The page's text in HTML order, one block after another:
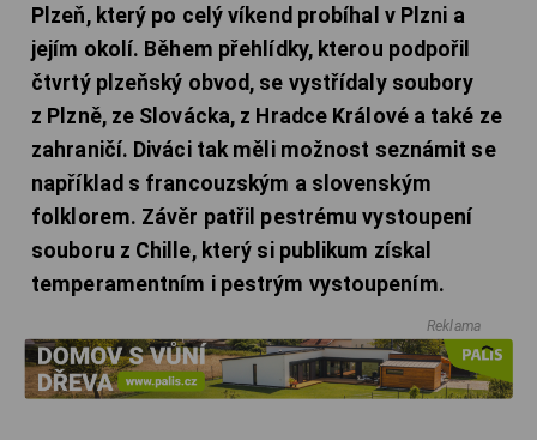
Plzeň, který po celý víkend probíhal v Plzni a
jejím okolí. Během přehlídky, kterou podpořil
čtvrtý plzeňský obvod, se vystřídaly soubory
z Plzně, ze Slovácka, z Hradce Králové a také ze
zahraničí. Diváci tak měli možnost seznámit se
například s francouzským a slovenským
folklorem. Závěr patřil pestrému vystoupení
souboru z Chille, který si publikum získal
temperamentním i pestrým vystoupením.
Reklama